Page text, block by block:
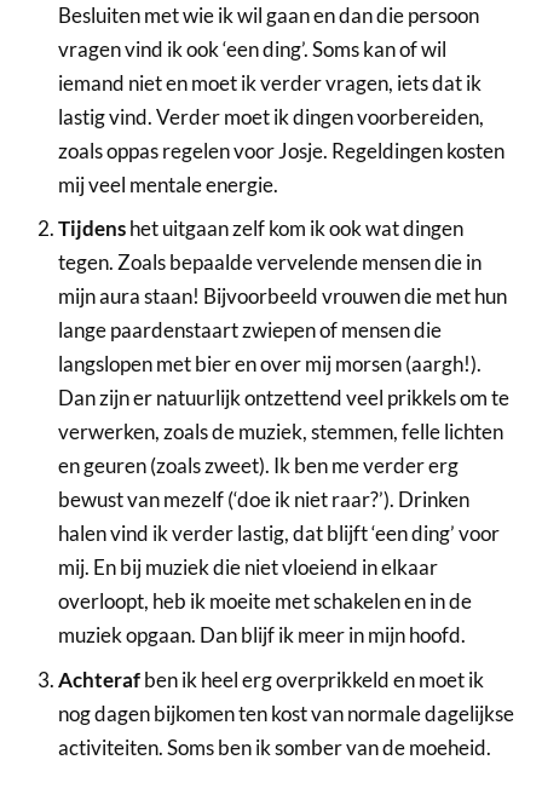
Besluiten met wie ik wil gaan en dan die persoon
vragen vind ik ook ‘een ding’. Soms kan of wil
iemand niet en moet ik verder vragen, iets dat ik
lastig vind. Verder moet ik dingen voorbereiden,
zoals oppas regelen voor Josje. Regeldingen kosten
mij veel mentale energie.
Tijdenshet uitgaan zelf kom ik ook wat dingen
tegen. Zoals bepaalde vervelende mensen die in
mijn aura staan! Bijvoorbeeld vrouwen die met hun
lange paardenstaart zwiepen of mensen die
langslopen met bier en over mij morsen (aargh!).
Dan zijn er natuurlijk ontzettend veel prikkels om te
verwerken, zoals de muziek, stemmen, felle lichten
en geuren (zoals zweet). Ik ben me verder erg
bewust van mezelf (‘doe ik niet raar?’). Drinken
halen vind ik verder lastig, dat blijft ‘een ding’ voor
mij. En bij muziek die niet vloeiend in elkaar
overloopt, heb ik moeite met schakelen en in de
muziek opgaan. Dan blijf ik meer in mijn hoofd.
Achterafben ik heel erg overprikkeld en moet ik
nog dagen bijkomen ten kost van normale dagelijkse
activiteiten. Soms ben ik somber van de moeheid.